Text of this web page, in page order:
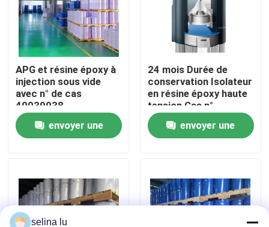
À propos de nous
Visite de l'usine
Contrôle de la qualité
Blog
Demandez un devis
APG et résine époxy à
injection sous vide
avec n° de cas
40039938
envoyer une
24 mois Durée de
conservation Isolateur
en résine époxy haute
tension Cas n°
40039938
envoyer une
selina lu